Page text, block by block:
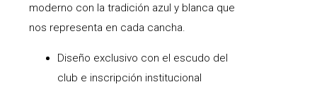
moderno con la tradición azul y blanca que
nos representa en cada cancha.
Diseño exclusivo con el escudo del
club e inscripción institucional